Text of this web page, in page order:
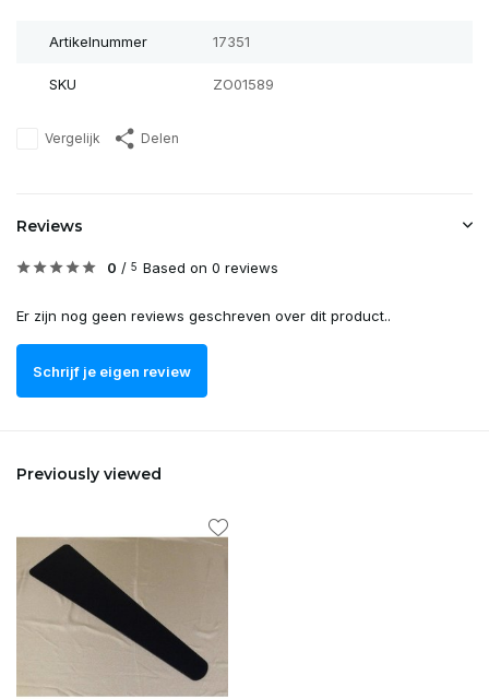
Artikelnummer 17351
SKU ZO01589
Vergelijk Delen
Reviews
0 / 5 Based on 0 reviews
Er zijn nog geen reviews geschreven over dit product..
Schrijf je eigen review
Previously viewed